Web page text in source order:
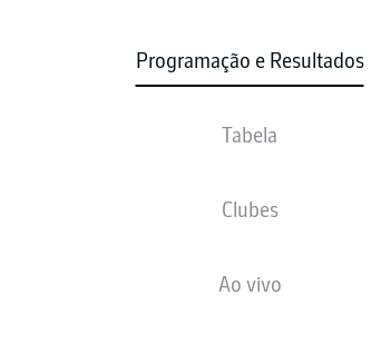
Programação e Resultados
Tabela
Clubes
Ao vivo
ESCALAÇÕES
sex., 22.01.2027 - dom., 24.01.2027